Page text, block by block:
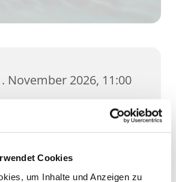
Cookies
um Inhalte und Anzeigen zu
November 2026, 11:00
1, 99084 Erfurt